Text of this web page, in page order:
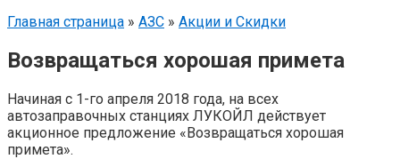
Главная страница » АЗС » Акции и Скидки
Возвращаться хорошая примета
Начиная с 1-го апреля 2018 года, на всех
автозаправочных станциях ЛУКОЙЛ действует
акционное предложение «Возвращаться хорошая
примета».